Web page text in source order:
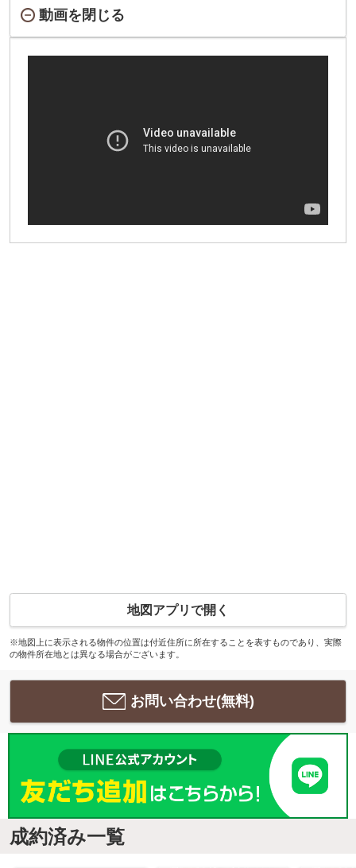
動画を閉じる
地図アプリで開く
※地図上に表示される物件の位置は付近住所に所在することを表すものであり、実際
の物件所在地とは異なる場合がございます。
お問い合わせ(無料)
成約済み一覧